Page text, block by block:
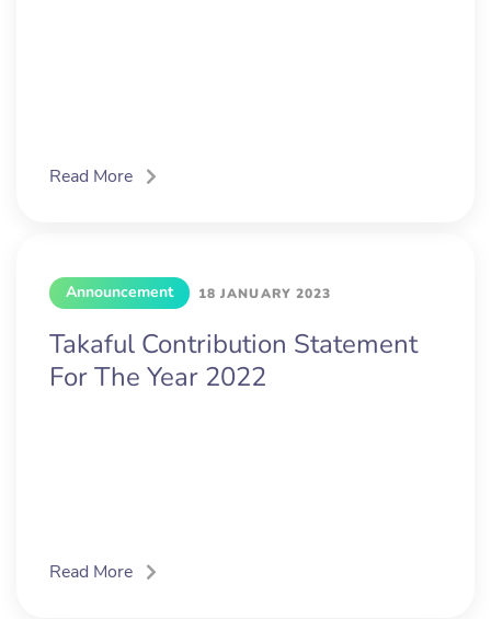
Read More
Announcement 18 JANUARY 2023
Takaful Contribution Statement
For The Year 2022
Read More